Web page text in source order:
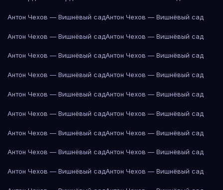
Антон Чехов — Вишнёвый садАнтон Чехов — Вишнёвый сад
Антон Чехов — Вишнёвый садАнтон Чехов — Вишнёвый сад
Антон Чехов — Вишнёвый садАнтон Чехов — Вишнёвый сад
Антон Чехов — Вишнёвый садАнтон Чехов — Вишнёвый сад
Антон Чехов — Вишнёвый садАнтон Чехов — Вишнёвый сад
Антон Чехов — Вишнёвый садАнтон Чехов — Вишнёвый сад
Антон Чехов — Вишнёвый садАнтон Чехов — Вишнёвый сад
Антон Чехов — Вишнёвый садАнтон Чехов — Вишнёвый сад
Антон Чехов — Вишнёвый садАнтон Чехов — Вишнёвый сад